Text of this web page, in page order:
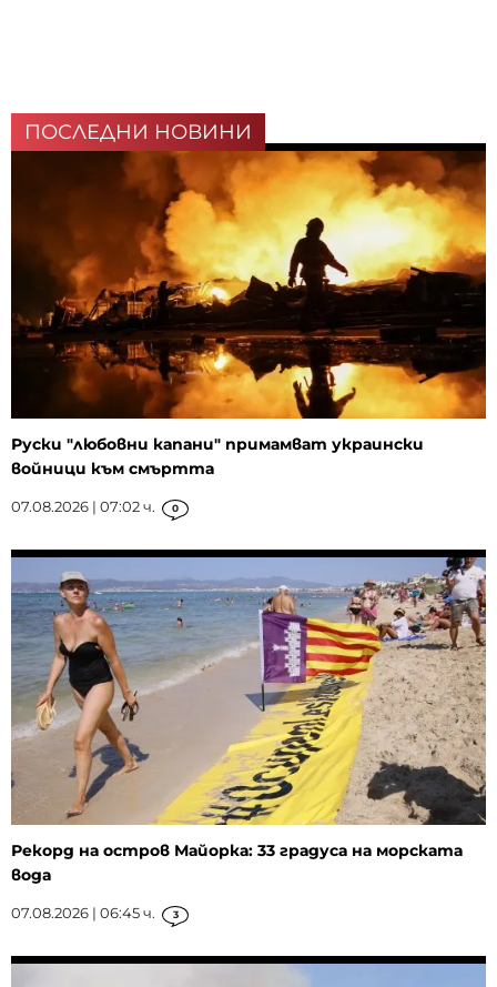
ПОСЛЕДНИ НОВИНИ
Руски "любовни капани" примамват украински
войници към смъртта
07.08.2026 | 07:02 ч. 0
Рекорд на остров Майорка: 33 градуса на морската
вода
07.08.2026 | 06:45 ч. 3